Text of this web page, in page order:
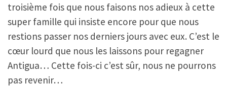
troisième fois que nous faisons nos adieux à cette
super famille qui insiste encore pour que nous
restions passer nos derniers jours avec eux. C’est le
cœur lourd que nous les laissons pour regagner
Antigua… Cette fois-ci c’est sûr, nous ne pourrons
pas revenir…